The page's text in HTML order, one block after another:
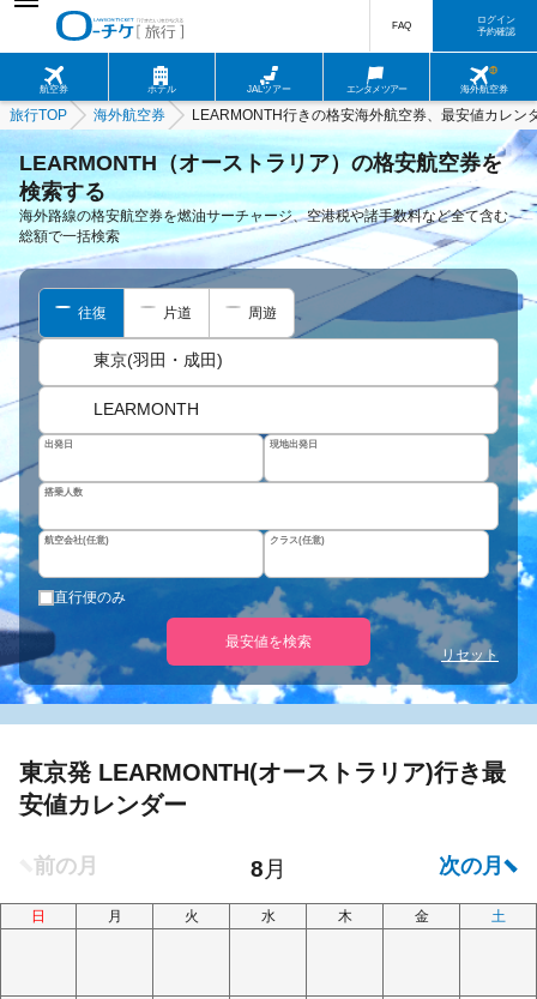
航空券 ホテル JALツアー エンタメツアー 海外航空券
FAQ
ログイン
予約確認
旅行TOP 海外航空券 LEARMONTH行きの格安海外航空券、最安値カレン
LEARMONTH（オーストラリア）の格安航空券を
検索する
海外路線の格安航空券を燃油サーチャージ、空港税や諸手数料など全て含む
総額で一括検索
往復 片道 周遊
東京(羽田・成田)
LEARMONTH
出発日 現地出発日
搭乗人数
航空会社(任意) クラス(任意)
直行便のみ
最安値を検索
リセット
東京発 LEARMONTH(オーストラリア)行き最
安値カレンダー
日 月 火 水 木 金 土